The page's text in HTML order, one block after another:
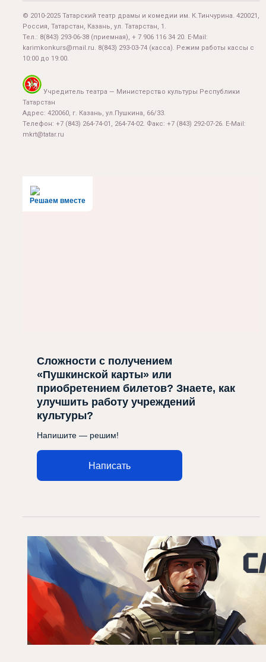
© 2010-2025 Татарский театр драмы и комедии им. К.Тинчурина. 420021,
Россия, Татарстан, Казань, ул. Татарстан, 1.
Тел.: 8(843) 293-06-38 (приемная), + 7 906 116 34 20. E-Mail:
karimkonkurs@mail.ru. 8(843) 293-03-74 (касса). Режим работы кассы с
10:00 до 19:00.
Учредитель театра — Министерство культуры Республики
Татарстан
Адрес: 420060, г. Казань, ул.Пушкина, 66/33.
Телефон: +7 (843) 264-74-01, 264-74-02. Факс: +7 (843) 292-07-26. E-Mail:
mkrt@tatar.ru
Решаем вместе
Сложности с получением
«Пушкинской карты» или
приобретением билетов? Знаете, как
улучшить работу учреждений
культуры?
Напишите — решим!
Написать